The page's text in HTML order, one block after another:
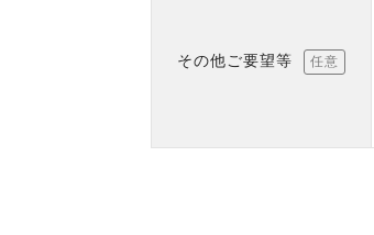
その他ご要望等 任意